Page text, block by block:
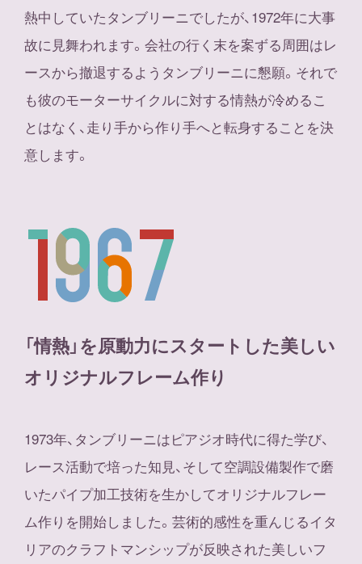
熱中していたタンブリーニでしたが、1972年に大事
故に見舞われます。会社の行く末を案ずる周囲はレ
ースから撤退するようタンブリーニに懇願。それで
も彼のモーターサイクルに対する情熱が冷めるこ
とはなく、走り手から作り手へと転身することを決
意します。
「情熱」を原動力にスタートした美しい
オリジナルフレーム作り
1973年、タンブリーニはピアジオ時代に得た学び、
レース活動で培った知見、そして空調設備製作で磨
いたパイプ加工技術を生かしてオリジナルフレー
ム作りを開始しました。芸術的感性を重んじるイタ
リアのクラフトマンシップが反映された美しいフ